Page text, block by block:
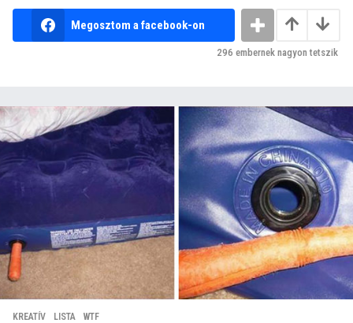
Megosztom a facebook-on
296 embernek nagyon tetszik
KREATÍV ,LISTA ,WTF